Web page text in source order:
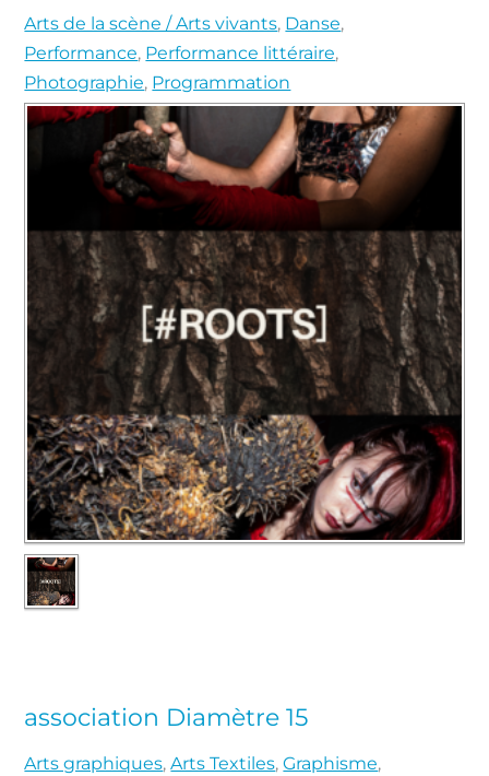
Arts de la scène / Arts vivants, Danse,
Performance, Performance littéraire,
Photographie, Programmation
association Diamètre 15
Arts graphiques,Arts Textiles,Graphisme,